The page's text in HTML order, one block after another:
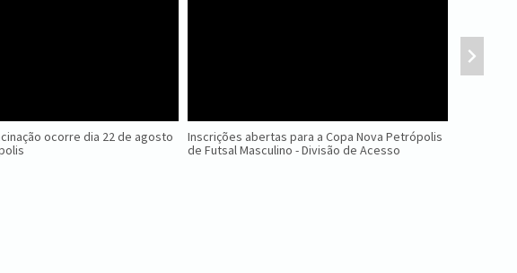
ocorre dia 22 de agosto
Inscrições abertas para a Copa Nova Petrópolis
de Futsal Masculino - Divisão de Acesso